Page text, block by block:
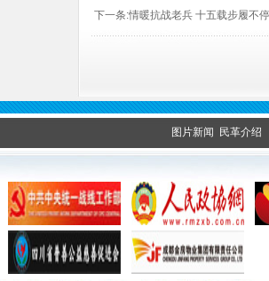
下一条:情暖抗战老兵 十五载步履不停
图片新闻 民革介绍